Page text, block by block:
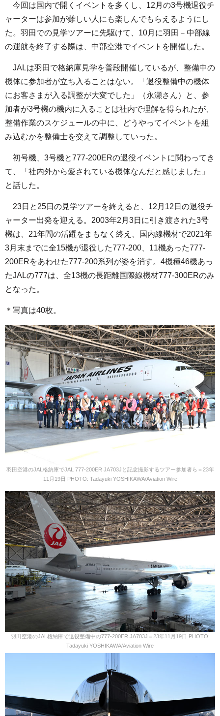
今回は国内で開くイベントを多くし、12月の3号機退役チ
ャーターは参加が難しい人にも楽しんでもらえるようにし
た。羽田での見学ツアーに先駆けて、10月に羽田－中部線
の運航を終了する際は、中部空港でイベントを開催した。
JALは羽田で格納庫見学を普段開催しているが、整備中の
機体に参加者が立ち入ることはない。「退役整備中の機体
にお客さまが入る調整が大変でした」（永瀬さん）と、参
加者が3号機の機内に入ることは社内で理解を得られたが、
整備作業のスケジュールの中に、どうやってイベントを組
み込むかを整備士を交えて調整していった。
初号機、3号機と777-200ERの退役イベントに関わってき
て、「社内外から愛されている機体なんだと感じました」
と話した。
23日と25日の見学ツアーを終えると、12月12日の退役チ
ャーター出発を迎える。2003年2月3日に引き渡された3号
機は、21年間の活躍をまもなく終え、国内線機材で2021年
3月末までに全15機が退役した777-200、11機あった777-
200ERをあわせた777-200系列が姿を消す。4機種46機あっ
たJALの777は、全13機の長距離国際線機材777-300ERのみ
となった。
＊写真は40枚。
羽田空港のJAL格納庫でJAL 777-200ER JA703Jと記念撮影するツアー参加者ら＝23年
11月19日 PHOTO: Tadayuki YOSHIKAWA/Aviation Wire
羽田空港のJAL格納庫で退役整備中の777-200ER JA703J＝23年11月19日 PHOTO:
Tadayuki YOSHIKAWA/Aviation Wire